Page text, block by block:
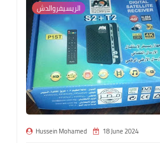
الريسيفروالدش
Hussein Mohamed 18 June 2024